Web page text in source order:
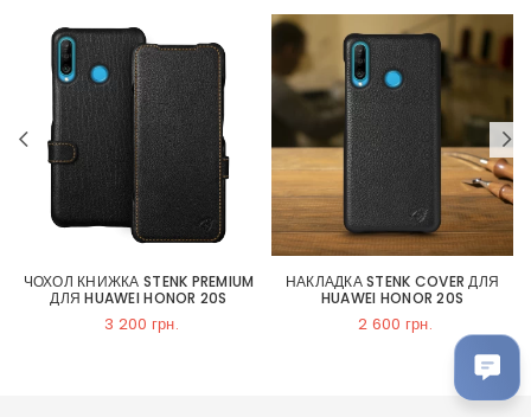
ЧОХОЛ КНИЖКА STENK PREMIUM
ДЛЯ HUAWEI HONOR 20S
3 200 грн.
НАКЛАДКА STENK COVER ДЛЯ
HUAWEI HONOR 20S
2 600 грн.